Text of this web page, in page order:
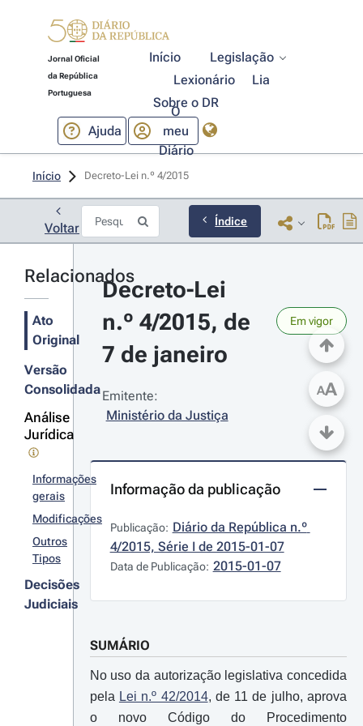
Jornal Oficial
da República
Portuguesa
Início
Legislação
Lexionário
Lia
Sobre o DR
Ajuda
O
meu
Diário
Início Decreto-Lei n.º 4/2015
Voltar Índice
Relacionados
Ato
Original
Versão
Consolidada
Análise
Jurídica
Informações
gerais
Modificações
Outros
Tipos
Decisões
Judiciais
Decreto-Lei
n.º 4/2015, de
7 de janeiro
Em vigor
Emitente:
Ministério da Justiça
Informação da publicação
Publicação: Diário da República n.º
4/2015, Série I de 2015-01-07
Data de Publicação: 2015-01-07
SUMÁRIO
No uso da autorização legislativa concedida
pela Lei n.º 42/2014, de 11 de julho, aprova
o novo Código do Procedimento
AA